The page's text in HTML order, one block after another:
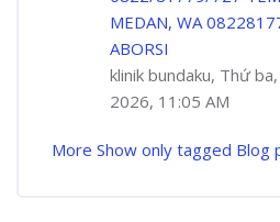
MEDAN, WA
ABORSI
klinik bundaku, Thứ
2026, 11:05 AM
More Show only tagged Blog